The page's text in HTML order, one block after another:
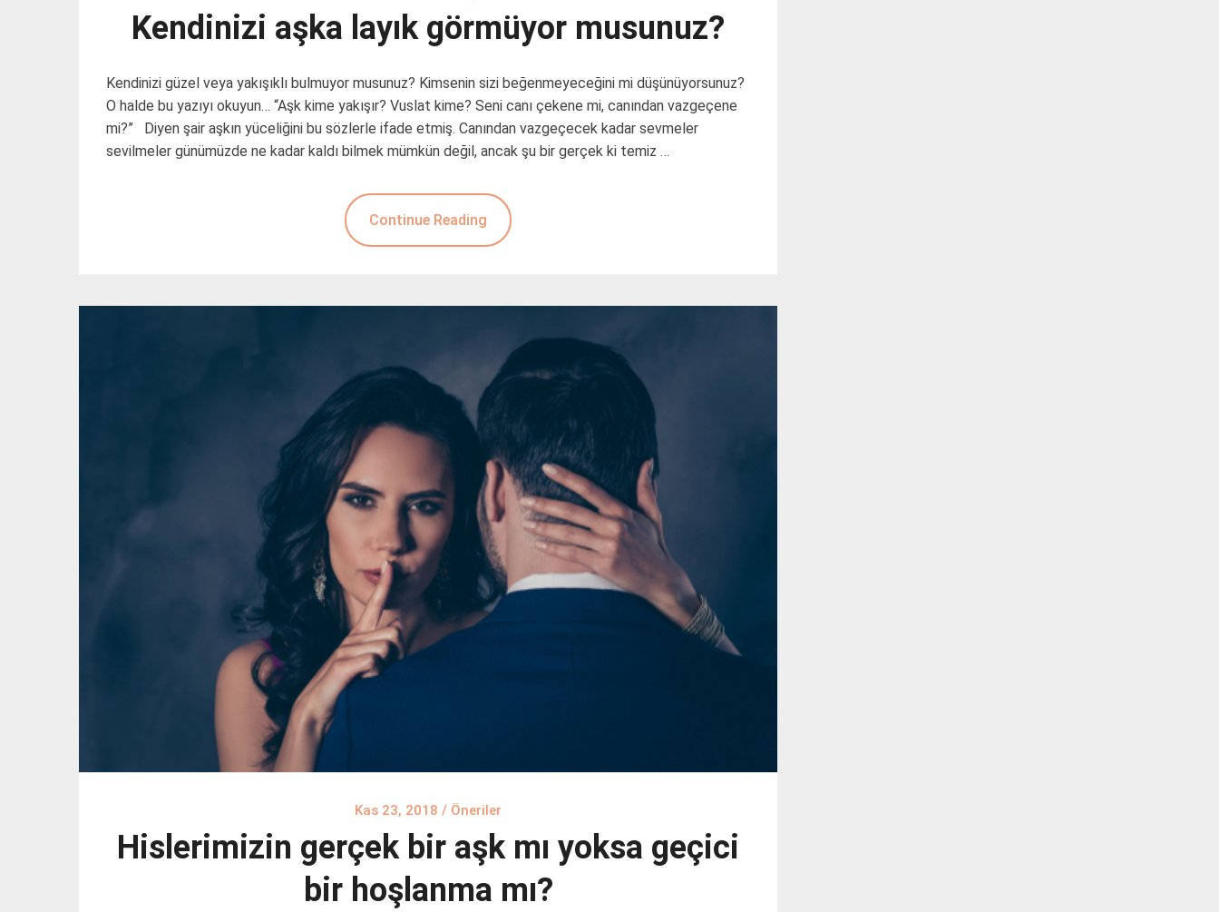
Kendinizi aşka layık görmüyor musunuz?
Kendinizi güzel veya yakışıklı bulmuyor musunuz? Kimsenin sizi beğenmeyeceğini mi düşünüyorsunuz?
O halde bu yazıyı okuyun… “Aşk kime yakışır? Vuslat kime? Seni canı çekene mi, canından vazgeçene
mi?” Diyen şair aşkın yüceliğini bu sözlerle ifade etmiş. Canından vazgeçecek kadar sevmeler
sevilmeler günümüzde ne kadar kaldı bilmek mümkün değil, ancak şu bir gerçek ki temiz …
Continue Reading
Kas 23, 2018 / Öneriler
Hislerimizin gerçek bir aşk mı yoksa geçici
bir hoşlanma mı?